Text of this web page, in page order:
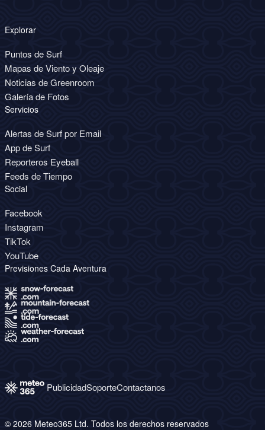
Explorar
Puntos de Surf
Mapas de Viento y Oleaje
Noticias de Greenroom
Galería de Fotos
Servicios
Alertas de Surf por Email
App de Surf
Reporteros Eyeball
Feeds de Tiempo
Social
Facebook
Instagram
TikTok
YouTube
Previsiones Cada Aventura
PublicidadSoporteContactanos
© 2026 Meteo365 Ltd. Todos los derechos reservados